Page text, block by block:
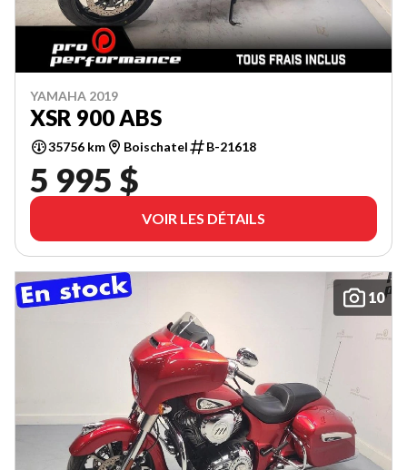
YAMAHA 2019
XSR 900 ABS
35756 km Boischatel B-21618
5 995 $
VOIR LES DÉTAILS
10